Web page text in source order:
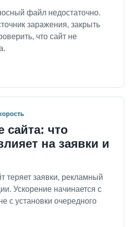
файл недостаточно.
заражения, закрыть
что сайт не
сайта: что
на заявки и
теряет заявки, рекламный
Ускорение начинается с
с установки очередного